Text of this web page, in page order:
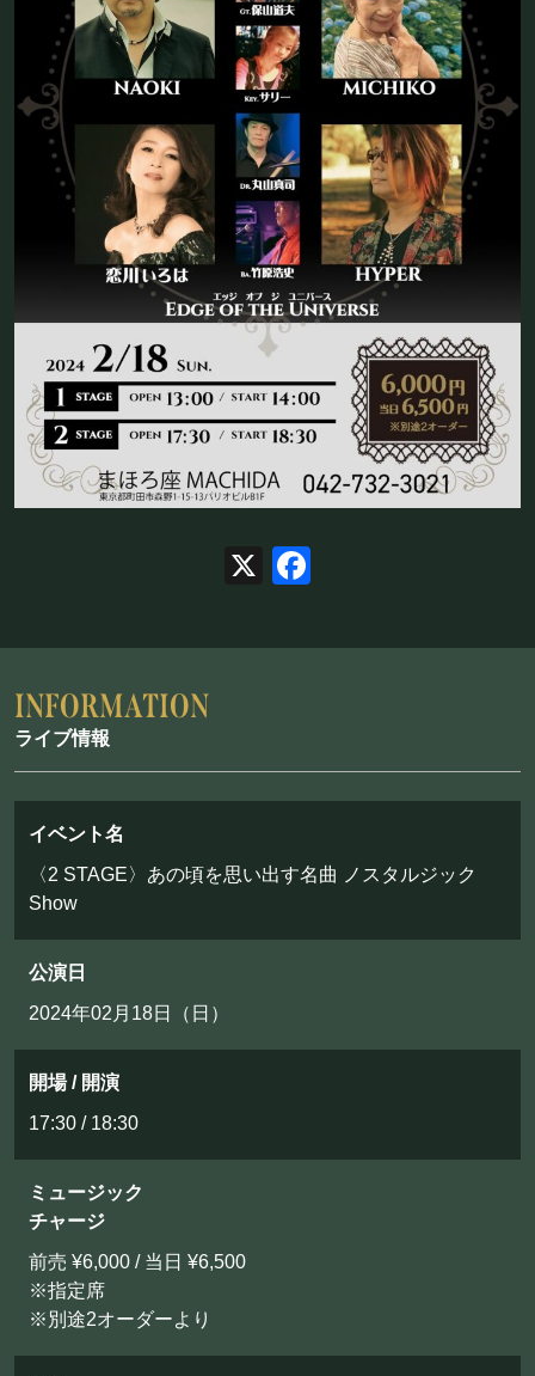
PRIVATE
貸切パーティー・ホールレンタル
BOOKING
ライブ出演について
採用情報
よくある質問
プライバシーポリシー
お問い合わせ
©Mahoroza. All Rights Reserved.
X
ライブ情報
イベント名
〈2 STAGE〉あの頃を思い出す名曲 ノスタルジック
Show
公演日
2024年02月18日（日）
開場 / 開演
17:30 / 18:30
ミュージック
チャージ
前売 ¥6,000 / 当日 ¥6,500
※指定席
※別途2オーダーより